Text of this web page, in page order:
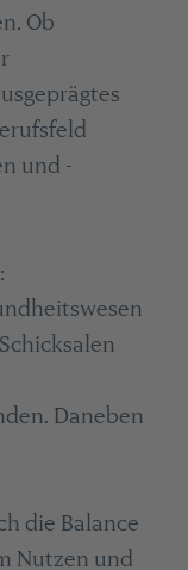
Ob
und -
:
Daneben
die Balance
Nutzen und